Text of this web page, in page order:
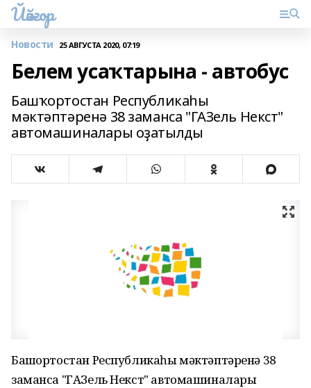
Йәйғор
Новости 25 АВГУСТА 2020, 07:19
Белем усаҡтарына - автобус
Башҡортостан Республикаһы
мәктәптәренә 38 заманса "ГАЗель Некст"
автомашиналары оҙатылды
Башҡортостан Республикаһы мәктәптәренә 38
заманса "ГАЗель Некст" автомашиналары